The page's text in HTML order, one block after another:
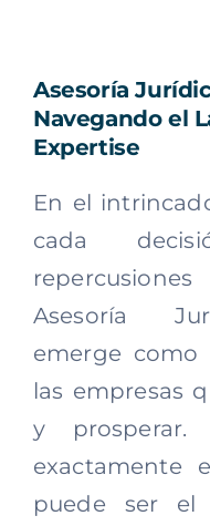
Asesoría
Navegando el
Expertise
En el
cada
Asesoría
emerge como
las empresas
y prosperar.
exactamente
puede ser el